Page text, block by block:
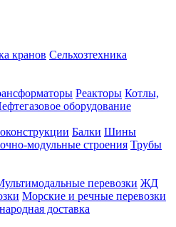
кранов Сельхозтехника
Реакторы Котлы,
оборудование
Балки Шины
модульные строения Трубы
перевозки ЖД
Морские и речные перевозки
доставка